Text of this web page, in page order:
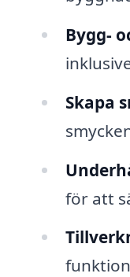
Bygg-
Skapa
för att